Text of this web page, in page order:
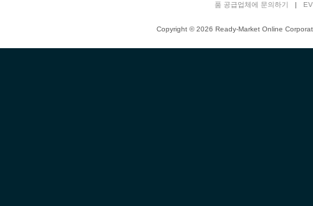
품 공급업체에 문의하기 |
Copyright © 2026 Ready-Market Online